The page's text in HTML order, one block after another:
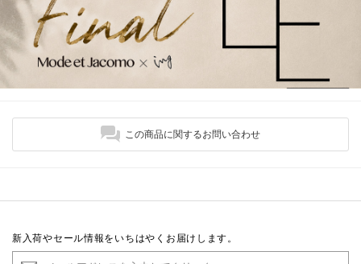
この商品に関するお問い合わせ
新入荷やセール情報をいちはやくお届けします。